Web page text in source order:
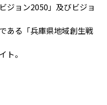
ジョン2050」及びビジョ
ある「兵庫県地域創生戦
ト。